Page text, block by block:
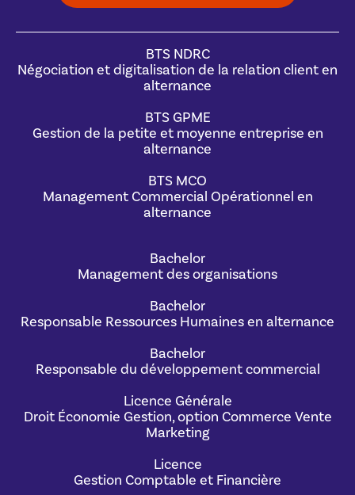
BTS NDRC
Négociation et digitalisation de la relation client en
alternance
BTS GPME
Gestion de la petite et moyenne entreprise en
alternance
BTS MCO
Management Commercial Opérationnel en
alternance
Bachelor
Management des organisations
Bachelor
Responsable Ressources Humaines en alternance
Bachelor
Responsable du développement commercial
Licence Générale
Droit Économie Gestion, option Commerce Vente
Marketing
Licence
Gestion Comptable et Financière